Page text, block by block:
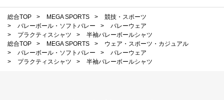
総合TOP > MEGA SPORTS >
競技・スポーツ
>
バレーボール・ソフトバレー >
バレーウェア
>
プラクティスシャツ >
半袖バレーボールシャツ
総合TOP
> MEGA SPORTS >
ウェア・スポーツ・カジュアル
>
バレーボール・ソフトバレー >
バレーウェア
>
プラクティスシャツ > 半袖バレーボールシャツ